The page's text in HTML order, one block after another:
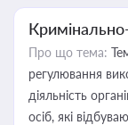
Про що тема:
регулювання
діяльність
осіб, які